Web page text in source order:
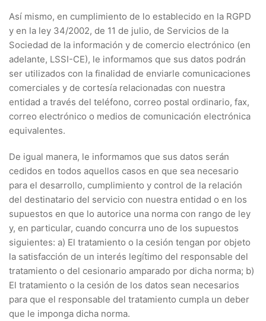
Así mismo, en cumplimiento de lo establecido en la RGPD
y en la ley 34/2002, de 11 de julio, de Servicios de la
Sociedad de la información y de comercio electrónico (en
adelante, LSSI-CE), le informamos que sus datos podrán
ser utilizados con la finalidad de enviarle comunicaciones
comerciales y de cortesía relacionadas con nuestra
entidad a través del teléfono, correo postal ordinario, fax,
correo electrónico o medios de comunicación electrónica
equivalentes.
De igual manera, le informamos que sus datos serán
cedidos en todos aquellos casos en que sea necesario
para el desarrollo, cumplimiento y control de la relación
del destinatario del servicio con nuestra entidad o en los
supuestos en que lo autorice una norma con rango de ley
y, en particular, cuando concurra uno de los supuestos
siguientes: a) El tratamiento o la cesión tengan por objeto
la satisfacción de un interés legítimo del responsable del
tratamiento o del cesionario amparado por dicha norma; b)
El tratamiento o la cesión de los datos sean necesarios
para que el responsable del tratamiento cumpla un deber
que le imponga dicha norma.